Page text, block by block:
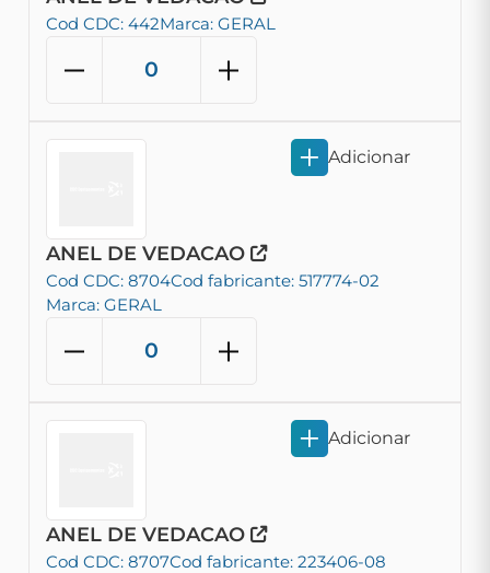
Cod CDC: 442Marca: GERAL
ANEL DE VEDACAO
Cod CDC: 8704Cod fabricante: 517774-02
Marca: GERAL
Adicionar
ANEL DE VEDACAO
Cod CDC: 8707Cod fabricante: 223406-08
Adicionar